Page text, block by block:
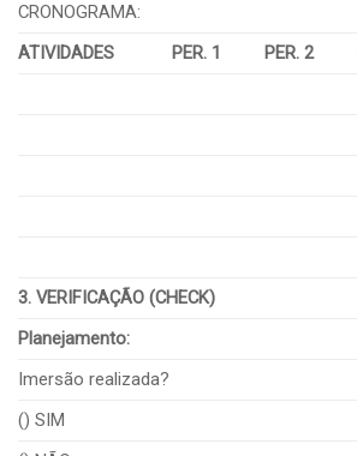
CRONOGRAMA:
ATIVIDADES
PER. 1 PER. 2
3. VERIFICAÇÃO (CHECK)
Planejamento:
Imersão realizada?
() SIM